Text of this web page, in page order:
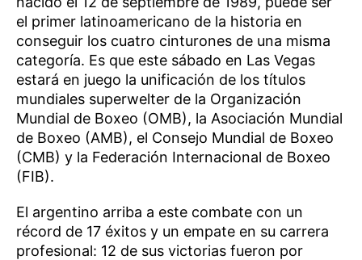
el primer latinoamericano de la historia en
conseguir los cuatro cinturones de una misma
categoría. Es que este sábado en Las Vegas
estará en juego la unificación de los títulos
mundiales superwelter de la Organización
Mundial de Boxeo (OMB), la Asociación Mundial
de Boxeo (AMB), el Consejo Mundial de Boxeo
(CMB) y la Federación Internacional de Boxeo
(FIB).
El argentino arriba a este combate con un
récord de 17 éxitos y un empate en su carrera
profesional: 12 de sus victorias fueron por